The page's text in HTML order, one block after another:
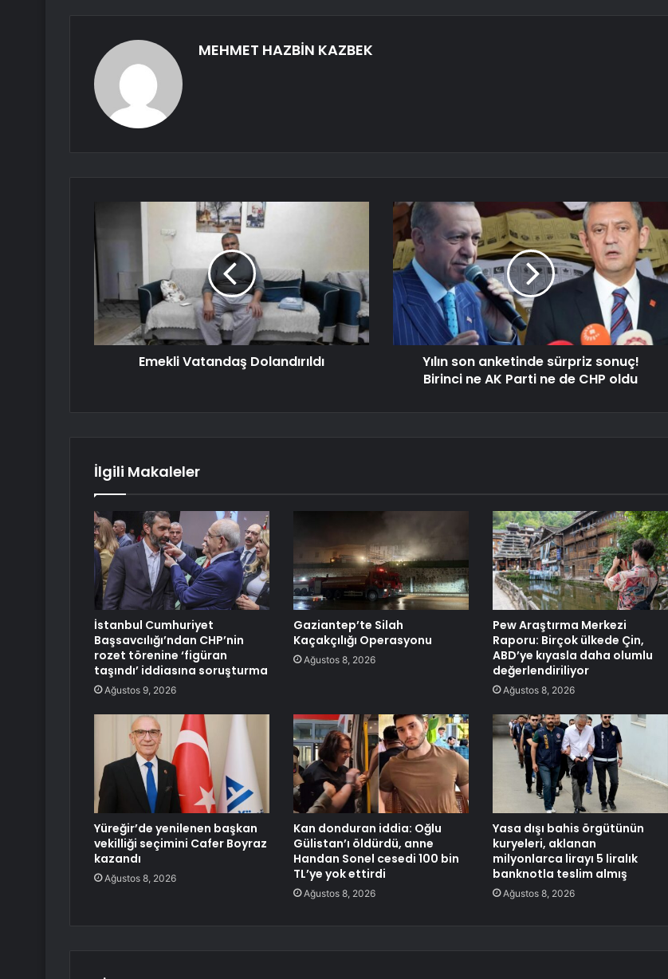
MEHMET HAZBİN KAZBEK
Emekli Vatandaş Dolandırıldı
Yılın son anketinde sürpriz sonuç!
Birinci ne AK Parti ne de CHP oldu
İlgili Makaleler
İstanbul Cumhuriyet
Başsavcılığı’ndan CHP’nin
rozet törenine ‘figüran
taşındı’ iddiasına soruşturma
Ağustos 9, 2026
Gaziantep’te Silah
Kaçakçılığı Operasyonu
Ağustos 8, 2026
Pew Araştırma Merkezi
Raporu: Birçok ülkede Çin,
ABD’ye kıyasla daha olumlu
değerlendiriliyor
Ağustos 8, 2026
Yüreğir’de yenilenen başkan
vekilliği seçimini Cafer Boyraz
kazandı
Ağustos 8, 2026
Kan donduran iddia: Oğlu
Gülistan’ı öldürdü, anne
Handan Sonel cesedi 100 bin
TL’ye yok ettirdi
Ağustos 8, 2026
Yasa dışı bahis örgütünün
kuryeleri, aklanan
milyonlarca lirayı 5 liralık
banknotla teslim almış
Ağustos 8, 2026